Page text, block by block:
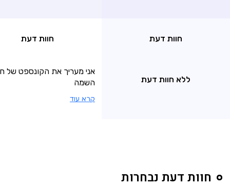
חוות דעת
ללא חוות דעת
חוות דעת
אני מעריך את הקונספט של
השמה
קרא עוד
חוות דעת נבחרות